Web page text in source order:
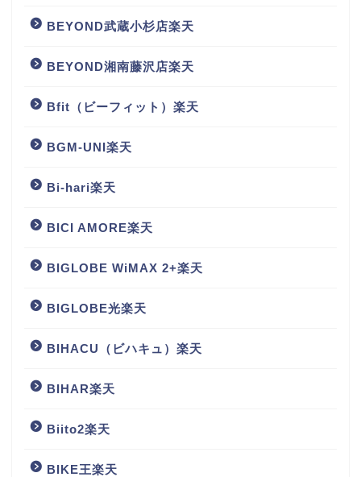
BEYOND武蔵小杉店楽天
BEYOND湘南藤沢店楽天
Bfit（ビーフィット）楽天
BGM‐UNI楽天
Bi-hari楽天
BICI AMORE楽天
BIGLOBE WiMAX 2+楽天
BIGLOBE光楽天
BIHACU（ビハキュ）楽天
BIHAR楽天
Biito2楽天
BIKE王楽天